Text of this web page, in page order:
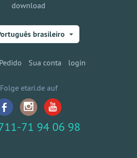
download
brasileiro
Sua conta login
Folge etari.de auf
71 94 06 98